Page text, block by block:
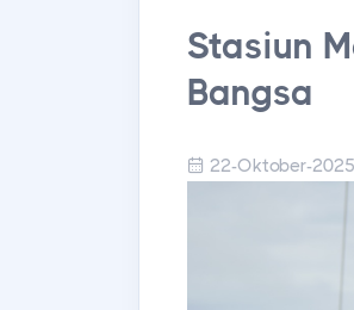
Stasiun
Bangsa
22-Oktober-2025